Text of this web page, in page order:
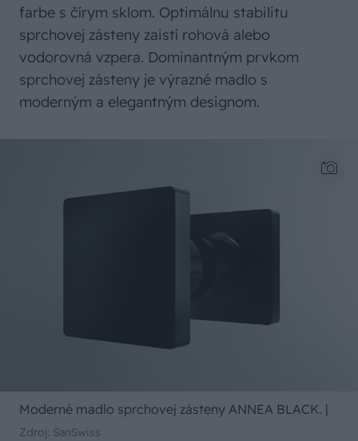
farbe s čírym sklom. Optimálnu stabilitu
sprchovej zásteny zaistí rohová alebo
vodorovná vzpera. Dominantným prvkom
sprchovej zásteny je výrazné madlo s
moderným a elegantným designom.
Moderné madlo sprchovej zásteny ANNEA BLACK. |
Zdroj: SanSwiss